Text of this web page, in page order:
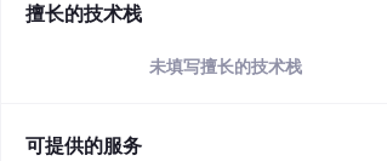
擅长的技术栈
未填写擅长的技术栈
可提供的服务